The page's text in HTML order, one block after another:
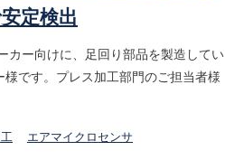
定検出
カー向けに、足回り部品を製造してい
様です。プレス加工部門のご担当者様
エアマイクロセンサ